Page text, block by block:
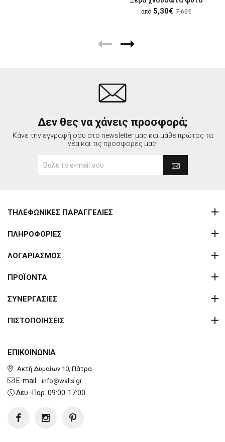
από 5,30€ 7,60€
Δεν θες να χάνεις προσφορά;
Κάνε την εγγραφή σου στο newsletter μας και μάθε πρώτος τα
νέα και τις προσφορές μας!
ΕΠΙΚΟΙΝΩΝΙΑ
Ακτή Δυμαίων 10, Πάτρα
E-mail: info@walls.gr
Δευ.-Παρ. 09:00-17:00
ΤΗΛΕΦΩΝΙΚΕΣ ΠΑΡΑΓΓΕΛΙΕΣ
ΠΛΗΡΟΦΟΡΙΕΣ
ΛΟΓΑΡΙΑΣΜΟΣ
ΠΡΟΪΟΝΤΑ
ΣΥΝΕΡΓΑΣΙΕΣ
ΠΙΣΤΟΠΟΙΗΣΕΙΣ